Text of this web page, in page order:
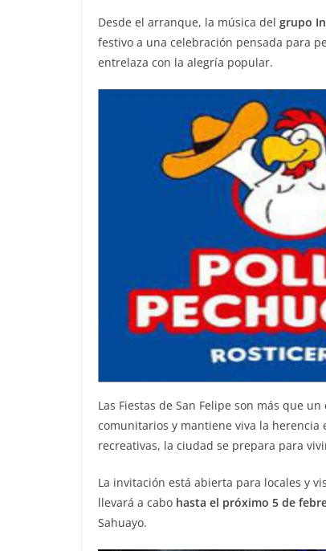
Desde el arranque, la música del grupo
festivo a una celebración pensada para
entrelaza con la alegría popular.
Las Fiestas de San Felipe son más que
comunitarios y mantiene viva la herencia
recreativas, la ciudad se prepara para
La invitación está abierta para locales y
llevará a cabo hasta el próximo 5 de
Sahuayo.